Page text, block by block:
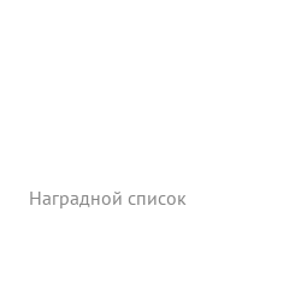
Наградной список